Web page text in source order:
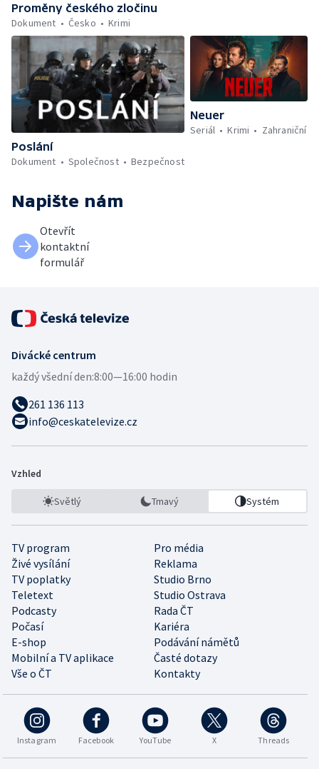
Proměny českého zločinu
Dokument
Česko Krimi
Poslání
Dokument
Společnost Bezpečnost
Neuer
Seriál
Krimi Zahraniční
Napište nám
Otevřít
kontaktní
formulář
Divácké centrum
každý všední den:8:00—16:00 hodin
261 136 113
info@ceskatelevize.cz
Vzhled
Světlý Tmavý Systém
TV program
Pro média
Živé vysílání
Reklama
TV poplatky
Studio Brno
Teletext
Studio Ostrava
Podcasty
Rada ČT
Počasí
Kariéra
E-shop
Podávání námětů
Mobilní a TV aplikace
Časté dotazy
Vše o ČT
Kontakty
Instagram Facebook YouTube X Threads